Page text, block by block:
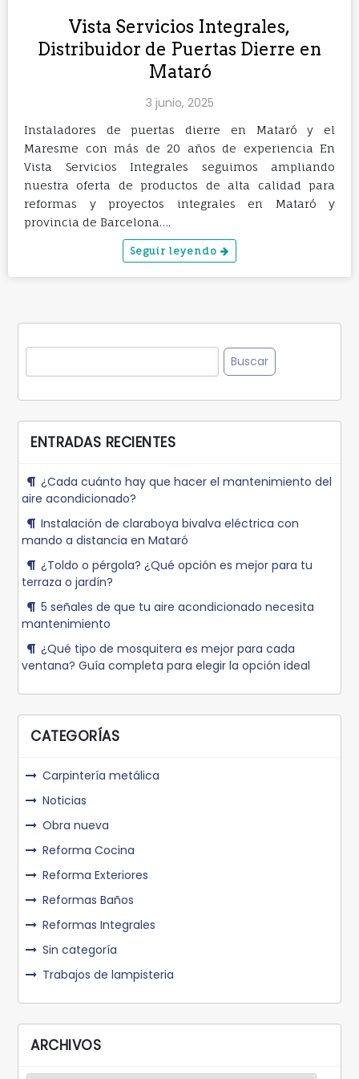
Vista Servicios Integrales,
Distribuidor de Puertas Dierre en
Mataró
3 junio, 2025
Instaladores de puertas dierre en Mataró y el
Maresme con más de 20 años de experiencia En
Vista Servicios Integrales seguimos ampliando
nuestra oferta de productos de alta calidad para
reformas y proyectos integrales en Mataró y
provincia de Barcelona….
Seguir leyendo
Buscar:
ENTRADAS RECIENTES
¿Cada cuánto hay que hacer el mantenimiento del
aire acondicionado?
Instalación de claraboya bivalva eléctrica con
mando a distancia en Mataró
¿Toldo o pérgola? ¿Qué opción es mejor para tu
terraza o jardín?
5 señales de que tu aire acondicionado necesita
mantenimiento
¿Qué tipo de mosquitera es mejor para cada
ventana? Guía completa para elegir la opción ideal
CATEGORÍAS
Carpintería metálica
Noticias
Obra nueva
Reforma Cocina
Reforma Exteriores
Reformas Baños
Reformas Integrales
Sin categoría
Trabajos de lampisteria
ARCHIVOS